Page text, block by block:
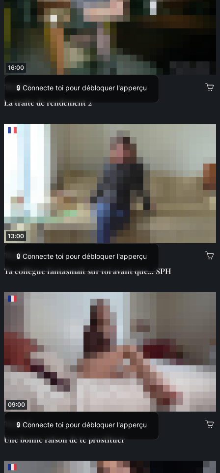
16:00
🔒 Connecte toi pour débloquer l'apperçu
19,00 €
La traite de rendement 2
13:00
🔒 Connecte toi pour débloquer l'apperçu
15,00 €
Ta collègue fantasmait sur toi avant que... SPH
09:00
🔒 Connecte toi pour débloquer l'apperçu
13,00 €
Une bonne raison de te prostituer